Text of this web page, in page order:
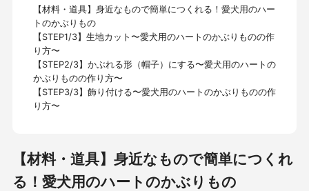
【材料・道具】身近なもので簡単につくれる！愛犬用のハー
トのかぶりもの
【STEP1/3】生地カット〜愛犬用のハートのかぶりものの作
り方〜
【STEP2/3】かぶれる形（帽子）にする〜愛犬用のハートの
かぶりものの作り方〜
【STEP3/3】飾り付ける〜愛犬用のハートのかぶりものの作
り方〜
【材料・道具】身近なもので簡単につくれ
る！愛犬用のハートのかぶりもの